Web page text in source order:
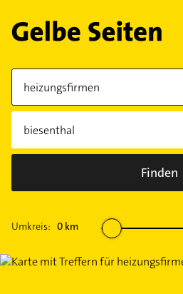
Finden
Umkreis: 0 km